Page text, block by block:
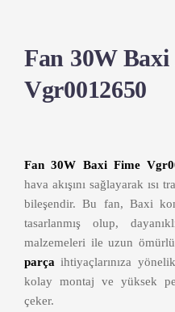
Fan 30W Baxi
Vgr0012650
Fan 30W Baxi Fime
hava akışını sağlayarak
bileşendir. Bu fan, Baxi
tasarlanmış olup,
malzemeleri ile uzun
parça ihtiyaçlarınıza
kolay montaj ve yüksek
çeker.